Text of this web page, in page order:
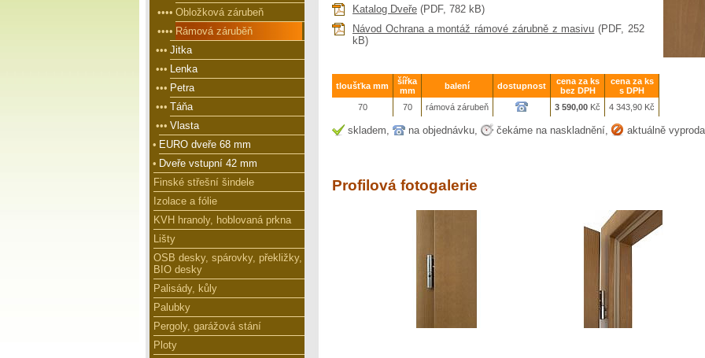
•••• Obložková zárubeň
•••• Rámová záruběň
••• Jitka
••• Lenka
••• Petra
••• Táňa
••• Vlasta
• EURO dveře 68 mm
• Dveře vstupní 42 mm
Finské střešní šindele
Izolace a fólie
KVH hranoly, hoblovaná prkna
Lišty
OSB desky, spárovky, překližky,
BIO desky
Palisády, kůly
Palubky
Pergoly, garážová stání
Ploty
Katalog Dveře (PDF, 782 kB)
Návod Ochrana a montáž rámové zárubně z masivu (PDF, 252
kB)
tloušťka mm
šířka
mm
balení dostupnost
cena za ks
bez DPH
cena za ks
s DPH
70
70 rámová zárubeň 3 590,00 Kč 4 343,90 Kč
skladem, na objednávku, čekáme na naskladnění, aktuálně
Profilová fotogalerie